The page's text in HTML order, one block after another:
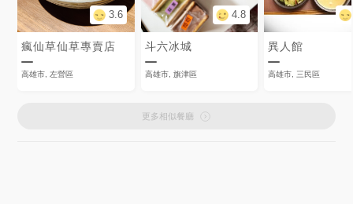
3.6
瘋仙草仙草專賣店
高雄市, 左營區
4.8
斗六冰城
高雄市, 旗津區
異人館
高雄市, 三民區
更多相似餐廳